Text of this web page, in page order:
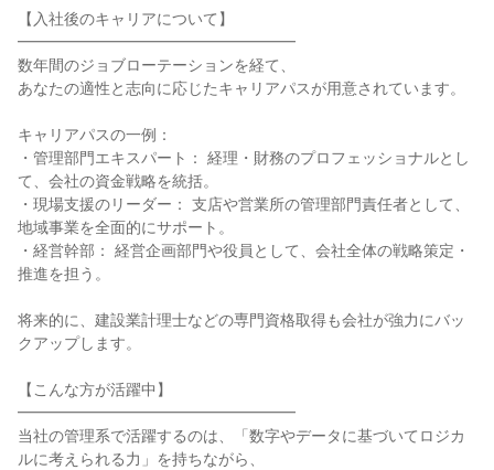
【入社後のキャリアについて】
━━━━━━━━━━━━━━━━━━
数年間のジョブローテーションを経て、
あなたの適性と志向に応じたキャリアパスが用意されています。
キャリアパスの一例：
・管理部門エキスパート： 経理・財務のプロフェッショナルとし
て、会社の資金戦略を統括。
・現場支援のリーダー： 支店や営業所の管理部門責任者として、
地域事業を全面的にサポート。
・経営幹部： 経営企画部門や役員として、会社全体の戦略策定・
推進を担う。
将来的に、建設業計理士などの専門資格取得も会社が強力にバッ
クアップします。
【こんな方が活躍中】
━━━━━━━━━━━━━━━━━━
当社の管理系で活躍するのは、「数字やデータに基づいてロジカ
ルに考えられる力」を持ちながら、